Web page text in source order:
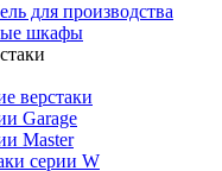
для производства
шкафы
верстаки
Garage
Master
серии W